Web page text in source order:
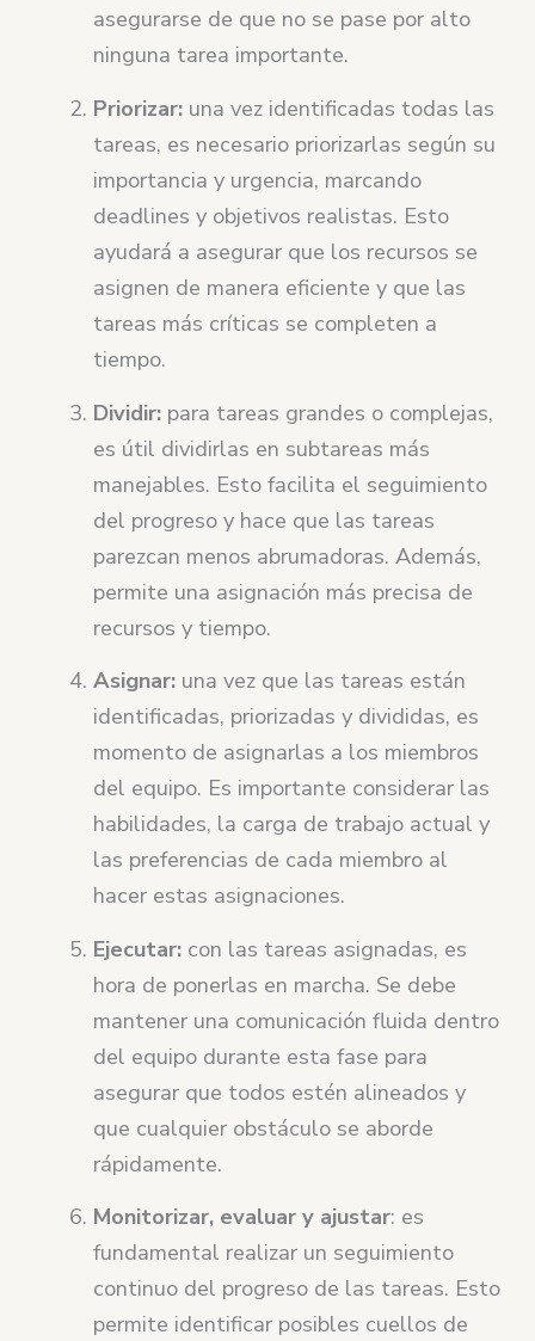
asegurarse de que no se pase por alto
ninguna tarea importante.
Priorizar: una vez identificadas todas las
tareas, es necesario priorizarlas según su
importancia y urgencia, marcando
deadlines y objetivos realistas. Esto
ayudará a asegurar que los recursos se
asignen de manera eficiente y que las
tareas más críticas se completen a
tiempo.
Dividir: para tareas grandes o complejas,
es útil dividirlas en subtareas más
manejables. Esto facilita el seguimiento
del progreso y hace que las tareas
parezcan menos abrumadoras. Además,
permite una asignación más precisa de
recursos y tiempo.
Asignar: una vez que las tareas están
identificadas, priorizadas y divididas, es
momento de asignarlas a los miembros
del equipo. Es importante considerar las
habilidades, la carga de trabajo actual y
las preferencias de cada miembro al
hacer estas asignaciones.
Ejecutar: con las tareas asignadas, es
hora de ponerlas en marcha. Se debe
mantener una comunicación fluida dentro
del equipo durante esta fase para
asegurar que todos estén alineados y
que cualquier obstáculo se aborde
rápidamente.
Monitorizar, evaluar y ajustar: es
fundamental realizar un seguimiento
continuo del progreso de las tareas. Esto
permite identificar posibles cuellos de